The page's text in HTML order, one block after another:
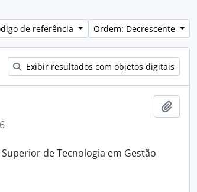
de referência
Ordem: Decrescente
Exibir resultados com objetos digitais
de Tecnologia em Gestão